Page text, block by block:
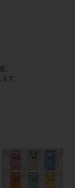
。
す。